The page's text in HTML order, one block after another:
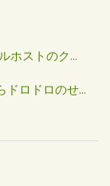
ホストのク...
ドロドロのせ...